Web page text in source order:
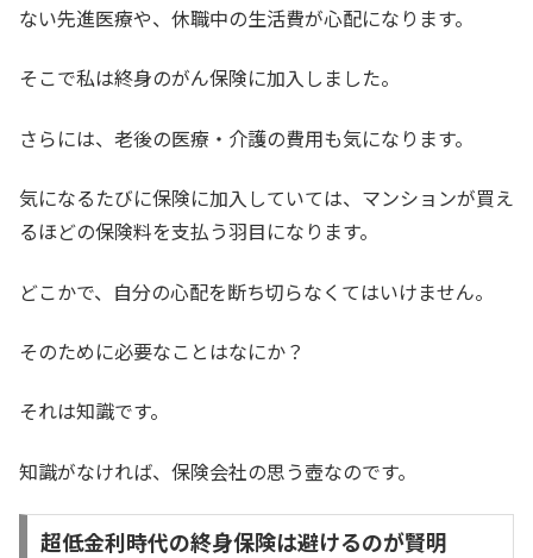
ない先進医療や、休職中の生活費が心配になります。
そこで私は終身のがん保険に加入しました。
さらには、老後の医療・介護の費用も気になります。
気になるたびに保険に加入していては、マンションが買え
るほどの保険料を支払う羽目になります。
どこかで、自分の心配を断ち切らなくてはいけません。
そのために必要なことはなにか？
それは知識です。
知識がなければ、保険会社の思う壺なのです。
超低金利時代の終身保険は避けるのが賢明